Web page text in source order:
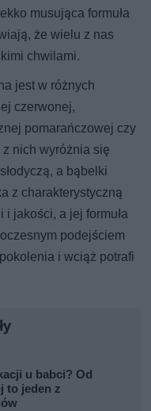
musująca formuła
że wielu z nas
chwilami.
jest w różnych
czerwonej,
pomarańczowej czy
nich wyróżnia się
a bąbelki
z charakterystyczną
i jakości, a jej formuła
podejściem
i wciąż potrafi
u babci? Od
to jeden z